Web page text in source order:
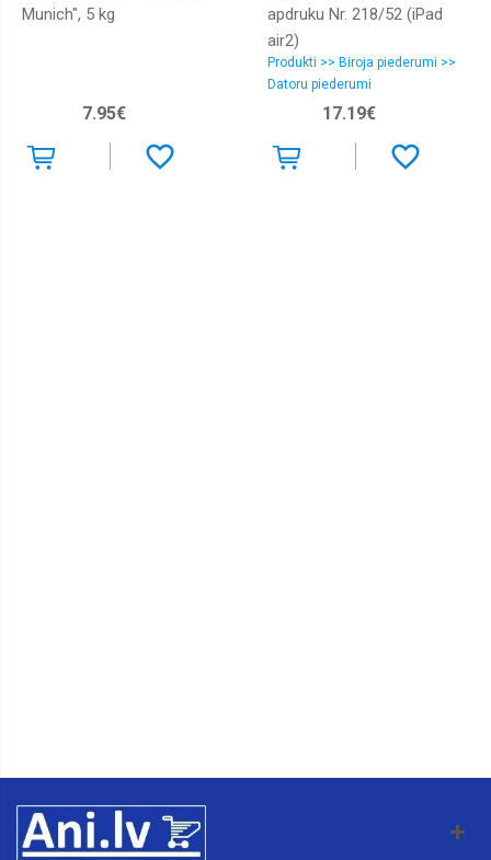
Munich", 5 kg
7.95€
apdruku Nr. 218/52 (iPad
air2)
Produkti >> Biroja piederumi >>
Datoru piederumi
17.19€